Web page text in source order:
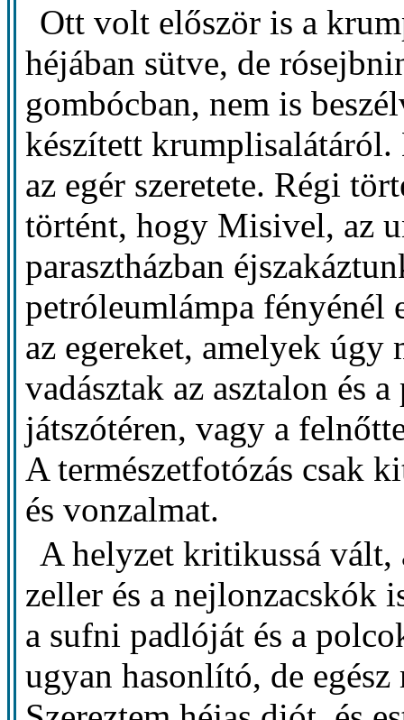
Ott volt először is a
héjában sütve, de
gombócban, nem is
készített
az egér szeretete. Régi
történt, hogy Misivel, az
parasztházban
petróleumlámpa fényénél
az egereket, amelyek úgy
vadásztak az asztalon és
játszótéren, vagy a
A természetfotózás csak
és vonzalmat.
A helyzet kritikussá
zeller és a nejlonzacskók
a sufni padlóját és a
ugyan hasonlító, de